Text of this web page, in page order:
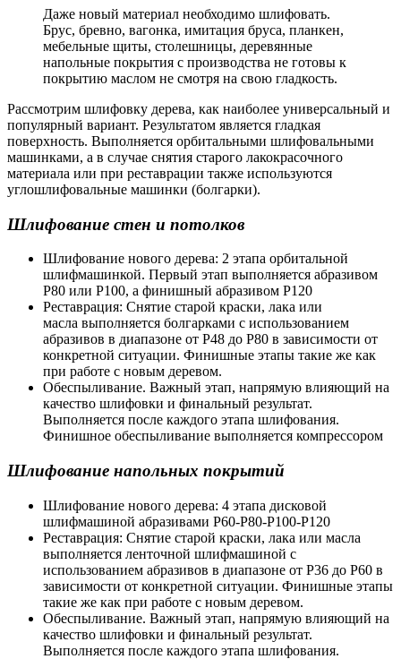
Даже новый материал необходимо шлифовать.
Брус, бревно, вагонка, имитация бруса, планкен,
мебельные щиты, столешницы, деревянные
напольные покрытия с производства не готовы к
покрытию маслом не смотря на свою гладкость.
Рассмотрим шлифовку дерева, как наиболее универсальный и
популярный вариант. Результатом является гладкая
поверхность. Выполняется орбитальными шлифовальными
машинками, а в случае снятия старого лакокрасочного
материала или при реставрации также используются
углошлифовальные машинки (болгарки).
Шлифование стен и потолков
Шлифование нового дерева: 2 этапа орбитальной
шлифмашинкой. Первый этап выполняется абразивом
Р80 или Р100, а финишный абразивом P120
Реставрация: Снятие старой краски, лака или
масла выполняется болгарками с использованием
абразивов в диапазоне от P48 до P80 в зависимости от
конкретной ситуации. Финишные этапы такие же как
при работе с новым деревом.
Обеспыливание. Важный этап, напрямую влияющий на
качество шлифовки и финальный результат.
Выполняется после каждого этапа шлифования.
Финишное обеспыливание выполняется компрессором
Шлифование напольных покрытий
Шлифование нового дерева: 4 этапа дисковой
шлифмашиной абразивами Р60-Р80-Р100-Р120
Реставрация: Снятие старой краски, лака или масла
выполняется ленточной шлифмашиной с
использованием абразивов в диапазоне от P36 до P60 в
зависимости от конкретной ситуации. Финишные этапы
такие же как при работе с новым деревом.
Обеспыливание. Важный этап, напрямую влияющий на
качество шлифовки и финальный результат.
Выполняется после каждого этапа шлифования.